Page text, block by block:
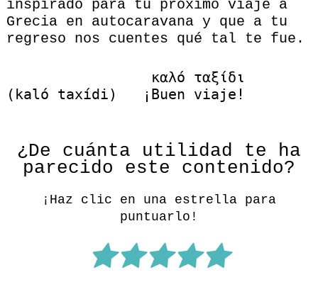
inspirado para tu próximo viaje a
Grecia en autocaravana y que a tu
regreso nos cuentes qué tal te fue.
(kaló taxídi)   ¡Buen viaje!
¿De cuánta utilidad te ha
parecido este contenido?
¡Haz clic en una estrella para
puntuarlo!